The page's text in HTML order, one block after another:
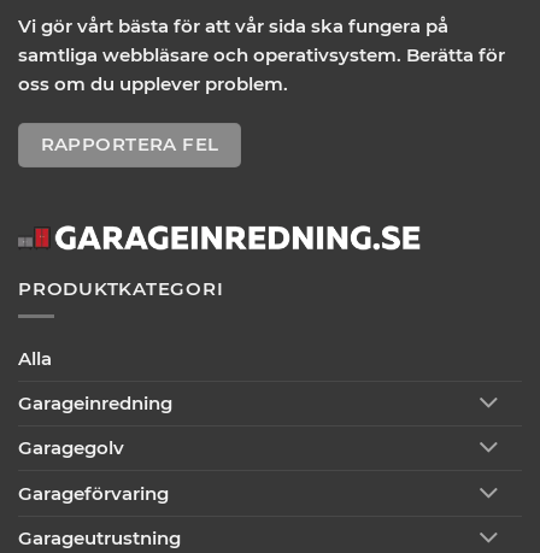
Vi gör vårt bästa för att vår sida ska fungera på
samtliga webbläsare och operativsystem. Berätta för
oss om du upplever problem.
RAPPORTERA FEL
PRODUKTKATEGORI
Alla
Garageinredning
Garagegolv
Garageförvaring
Garageutrustning